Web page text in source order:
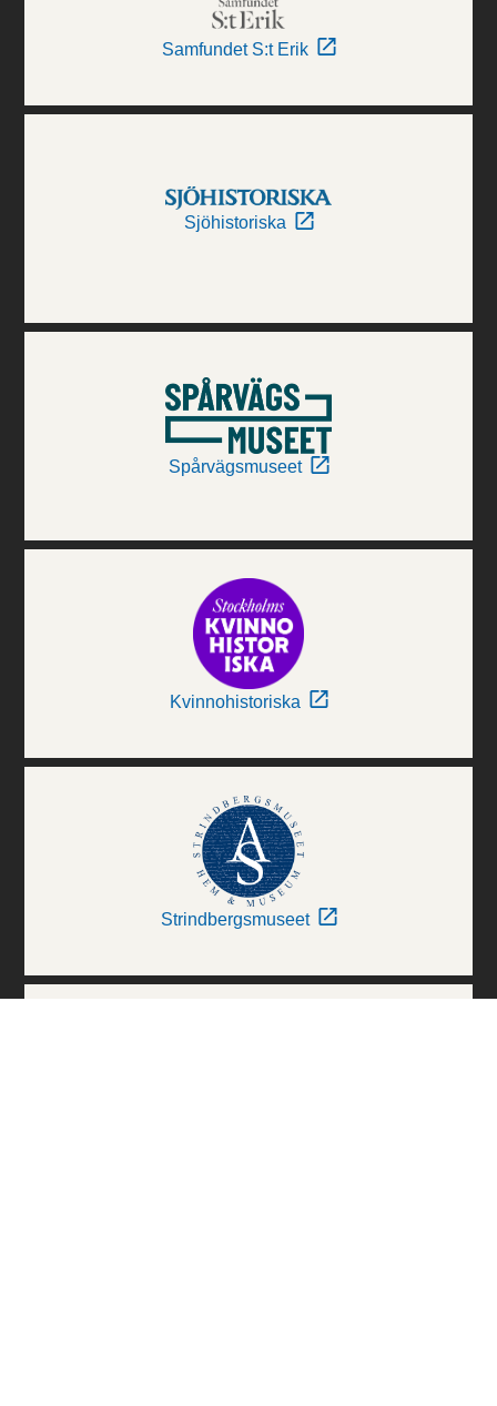
Samfundet S:t Erik
Sjöhistoriska
Spårvägsmuseet
Kvinnohistoriska
Strindbergsmuseet